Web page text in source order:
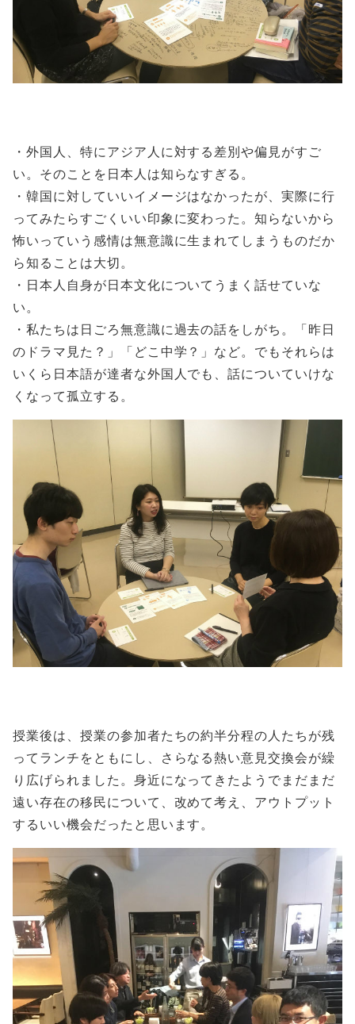
・外国人、特にアジア人に対する差別や偏見がすご
い。そのことを日本人は知らなすぎる。
・韓国に対していいイメージはなかったが、実際に行
ってみたらすごくいい印象に変わった。知らないから
怖いっていう感情は無意識に生まれてしまうものだか
ら知ることは大切。
・日本人自身が日本文化についてうまく話せていな
い。
・私たちは日ごろ無意識に過去の話をしがち。「昨日
のドラマ見た？」「どこ中学？」など。でもそれらは
いくら日本語が達者な外国人でも、話についていけな
くなって孤立する。
授業後は、授業の参加者たちの約半分程の人たちが残
ってランチをともにし、さらなる熱い意見交換会が繰
り広げられました。身近になってきたようでまだまだ
遠い存在の移民について、改めて考え、アウトプット
するいい機会だったと思います。